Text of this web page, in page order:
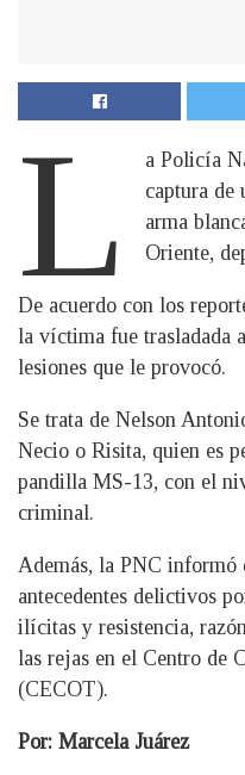
L
a Policía
captura de
arma
Oriente,
De acuerdo con los
la víctima fue trasladada
lesiones que le provocó.
Se trata de Nelson
Necio o Risita, quien es
pandilla MS-13, con el
criminal.
Además, la PNC informó
antecedentes delictivos
ilícitas y resistencia,
las rejas en el Centro de
(CECOT).
Por: Marcela Juárez